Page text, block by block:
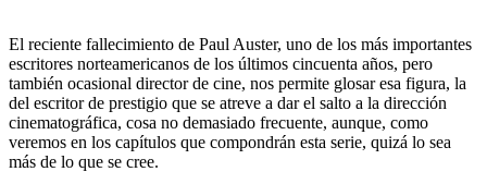
El reciente fallecimiento de Paul Auster, uno de los más importantes
escritores norteamericanos de los últimos cincuenta años, pero
también ocasional director de cine, nos permite glosar esa figura, la
del escritor de prestigio que se atreve a dar el salto a la dirección
cinematográfica, cosa no demasiado frecuente, aunque, como
veremos en los capítulos que compondrán esta serie, quizá lo sea
más de lo que se cree.